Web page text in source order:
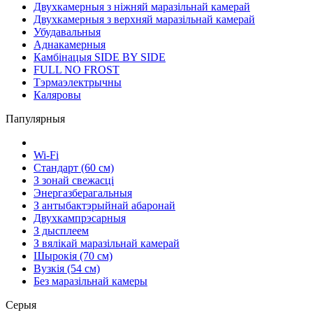
Двухкамерныя з ніжняй маразільнай камерай
Двухкамерныя з верхняй маразільнай камерай
Убудавальныя
Аднакамерныя
Камбінацыя SIDE BY SIDE
FULL NO FROST
Тэрмаэлектрычны
Каляровы
Папулярныя
Wi-Fi
Стандарт (60 см)
З зонай свежасці
Энергазберагальныя
З антыбактэрыйнай абаронай
Двухкампрэсарныя
З дысплеем
З вялікай маразільнай камерай
Шырокія (70 см)
Вузкія (54 см)
Без маразільнай камеры
Серыя